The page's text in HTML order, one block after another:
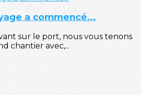
a commencé...
sur le port, nous vous tenons
chantier avec,...